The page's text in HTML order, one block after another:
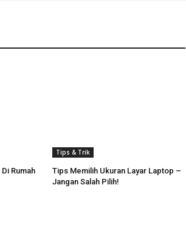
Rumah
Tips & Trik
Tips Memilih Ukuran Layar Laptop –
Jangan Salah Pilih!